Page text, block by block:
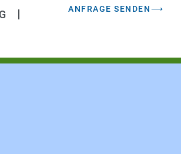
ANFRAGE SENDEN⟶